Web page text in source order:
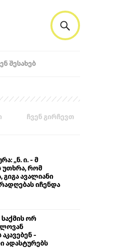
ᲨᲔᲡᲐᲮᲔᲑ
ჩვენ გირჩევთ
„ნ. ი. - მ
უთხრა, რომ
ავალიანი
იჩენდა
გაბაშვილი
ორ
-
ადასტურებს